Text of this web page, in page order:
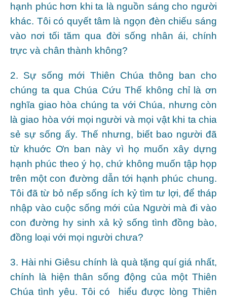
hạnh phúc hơn khi ta là nguồn sáng cho người
khác. Tôi có quyết tâm là ngọn đèn chiếu sáng
vào nơi tối tăm qua đời sống nhân ái, chính
trực và chân thành không?
2. Sự sống mới Thiên Chúa thông ban cho
chúng ta qua Chúa Cứu Thế không chỉ là ơn
nghĩa giao hòa chúng ta với Chúa, nhưng còn
là giao hòa với mọi người và mọi vật khi ta chia
sẻ sự sống ấy. Thế nhưng, biết bao người đã
từ khuớc Ơn ban này vì họ muốn xây dựng
hạnh phúc theo ý họ, chứ không muốn tập họp
trên một con đường dẫn tới hạnh phúc chung.
Tôi đã từ bỏ nếp sống ích kỷ tìm tư lợi, để tháp
nhập vào cuộc sống mới của Người mà đi vào
con đường hy sinh xả kỷ sống tình đồng bào,
đồng loại với mọi người chưa?
3. Hài nhi Giêsu chính là quà tặng quí giá nhất,
chính là hiện thân sống động của một Thiên
Chúa tình yêu. Tôi có hiểu được lòng Thiên